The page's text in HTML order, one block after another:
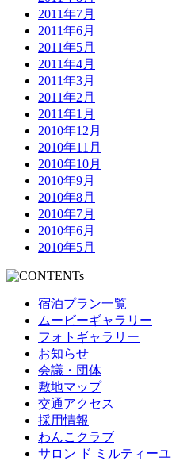
2011年7月
2011年6月
2011年5月
2011年4月
2011年3月
2011年2月
2011年1月
2010年12月
2010年11月
2010年10月
2010年9月
2010年8月
2010年7月
2010年6月
2010年5月
宿泊プラン一覧
ムービーギャラリー
フォトギャラリー
お知らせ
会議・団体
敷地マップ
交通アクセス
採用情報
わんこクラブ
サロン ド ミルティーユ